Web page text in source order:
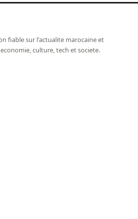
fiable sur l'actualite marocaine et
culture, tech et societe.